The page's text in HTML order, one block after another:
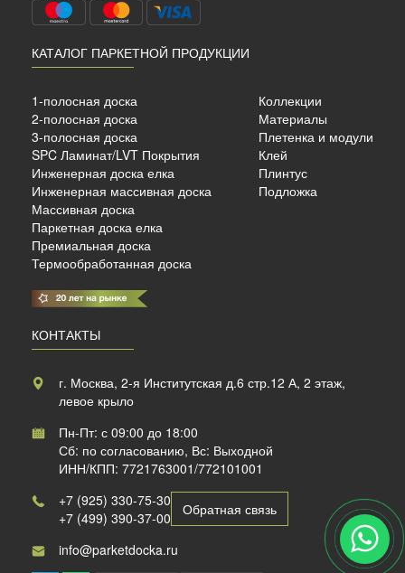
мм.
м²
КАТАЛОГ ПАРКЕТНОЙ ПРОДУКЦИИ
1-полосная доска
2-полосная доска
3-полосная доска
SPC Ламинат/LVT Покрытия
Инженерная доска елка
Инженерная массивная доска
Массивная доска
Паркетная доска елка
Премиальная доска
Термообработанная доска
Коллекции
Материалы
Плетенка и модули
Клей
Плинтус
Подложка
КОНТАКТЫ
г. Москва, 2-я Институтская д.6 стр.12 А, 2 этаж,
левое крыло
Пн-Пт: с 09:00 до 18:00
Сб: по согласованию, Вс: Выходной
ИНН/КПП: 7721763001/772101001
+7 (925) 330-75-30
+7 (499) 390-37-00
Обратная связь
info@parketdocka.ru